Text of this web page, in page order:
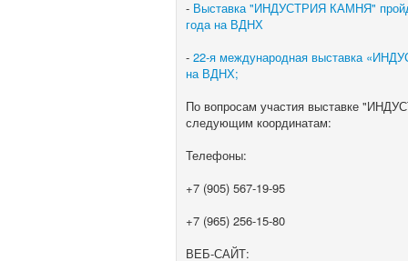
- Выставка "ИНДУСТРИЯ КАМНЯ"
года на ВДНХ
-22-я международная выставка
на ВДНХ;
По вопросам участия выставке
следующим координатам:
Телефоны:
+7 (905) 567-19-95
+7 (965) 256-15-80
ВЕБ-САЙТ: